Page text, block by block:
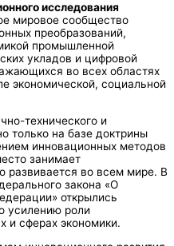
исследования
мировое сообщество
преобразований,
промышленной
укладов и цифровой
во всех областях
экономической, социальной
технического и
только на базе доктрины
инновационных методов
занимает
развивается во всем мире. В
закона «О
открылись
усилению роли
и сферах экономики.